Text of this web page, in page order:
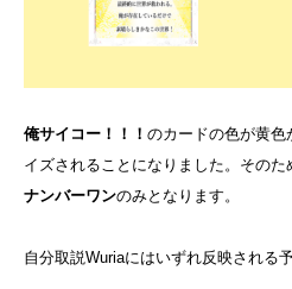
俺サイコー！！！ のカードの色が黄色
イズされることになりました。その
ナンバーワンのみとなります。
自分取説Wuriaにはいずれ反映される予